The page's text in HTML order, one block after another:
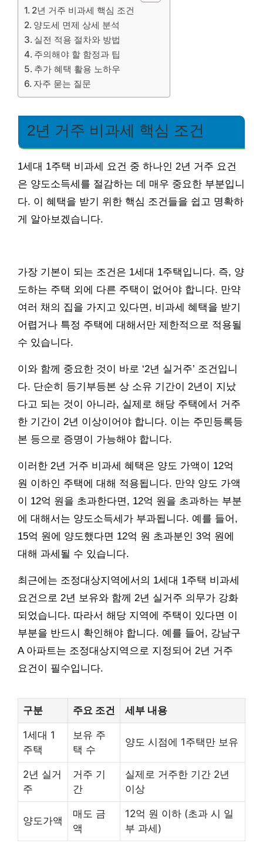
2년 거주 비과세 핵심 조건
양도세 면제 상세 분석
실전 적용 절차와 방법
주의해야 할 함정과 팁
추가 혜택 활용 노하우
자주 묻는 질문
2년 거주 비과세 핵심 조건
1세대 1주택 비과세 요건 중 하나인 2년 거주 요건
은 양도소득세를 절감하는 데 매우 중요한 부분입니
다. 이 혜택을 받기 위한 핵심 조건들을 쉽고 명확하
게 알아보겠습니다.
가장 기본이 되는 조건은 1세대 1주택입니다. 즉, 양
도하는 주택 외에 다른 주택이 없어야 합니다. 만약
여러 채의 집을 가지고 있다면, 비과세 혜택을 받기
어렵거나 특정 주택에 대해서만 제한적으로 적용될
수 있습니다.
이와 함께 중요한 것이 바로 ‘2년 실거주’ 조건입니
다. 단순히 등기부등본 상 소유 기간이 2년이 지났
다고 되는 것이 아니라, 실제로 해당 주택에서 거주
한 기간이 2년 이상이어야 합니다. 이는 주민등록등
본 등으로 증명이 가능해야 합니다.
이러한 2년 거주 비과세 혜택은 양도 가액이 12억
원 이하인 주택에 대해 적용됩니다. 만약 양도 가액
이 12억 원을 초과한다면, 12억 원을 초과하는 부분
에 대해서는 양도소득세가 부과됩니다. 예를 들어,
15억 원에 양도했다면 12억 원 초과분인 3억 원에
대해 과세될 수 있습니다.
최근에는 조정대상지역에서의 1세대 1주택 비과세
요건으로 2년 보유와 함께 2년 실거주 의무가 강화
되었습니다. 따라서 해당 지역에 주택이 있다면 이
부분을 반드시 확인해야 합니다. 예를 들어, 강남구
A 아파트는 조정대상지역으로 지정되어 2년 거주
요건이 필수입니다.
구분 주요 조건 세부 내용
1세대 1
주택
보유 주
택 수
양도 시점에 1주택만 보유
2년 실거
주
거주 기
간
실제로 거주한 기간 2년
이상
양도가액
매도 금
액
12억 원 이하 (초과 시 일
부 과세)